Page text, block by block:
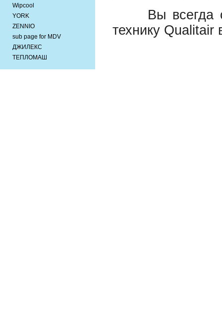
Wipcool
YORK
ZENNIO
sub page for MDV
ДЖИЛЕКС
ТЕПЛОМАШ
Вы всегда
технику